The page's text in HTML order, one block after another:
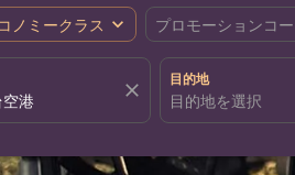
ノミークラス expand_more プロモーションコ
close
目的地